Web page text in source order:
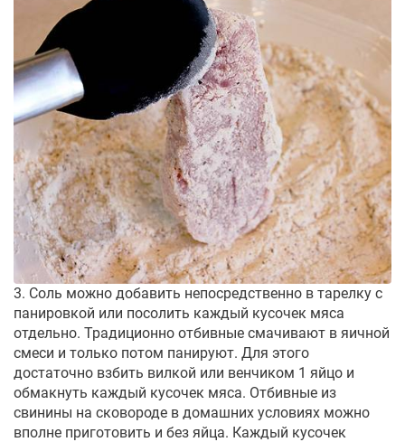
3. Соль можно добавить непосредственно в тарелку с
панировкой или посолить каждый кусочек мяса
отдельно. Традиционно отбивные смачивают в яичной
смеси и только потом панируют. Для этого
достаточно взбить вилкой или венчиком 1 яйцо и
обмакнуть каждый кусочек мяса. Отбивные из
свинины на сковороде в домашних условиях можно
вполне приготовить и без яйца. Каждый кусочек